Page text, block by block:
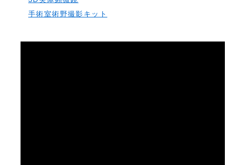
手術室術野撮影キット